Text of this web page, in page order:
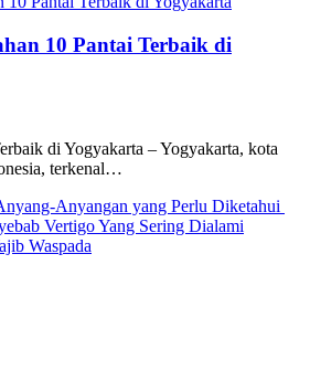
10 Pantai Terbaik di
di Yogyakarta – Yogyakarta, kota
terkenal…
Anyangan yang Perlu Diketahui
Vertigo Yang Sering Dialami
Waspada